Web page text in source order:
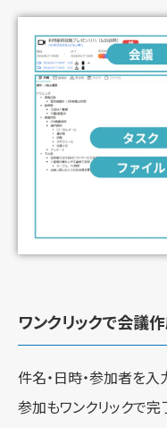
ワンクリックで会議
件名・日時・参加者を
参加もワンクリックで完